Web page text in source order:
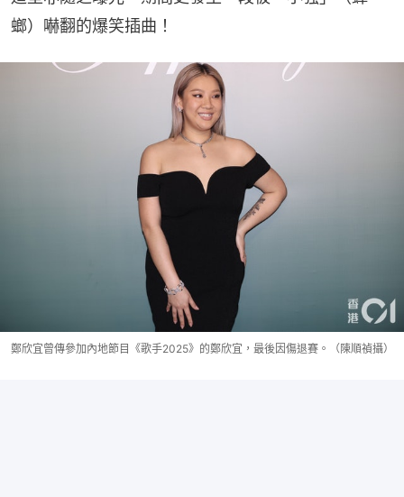
螂）嚇翻的爆笑插曲！
鄭欣宜曾傳參加內地節目《歌手2025》的鄭欣宜，最後因傷退賽。（陳順禎攝）